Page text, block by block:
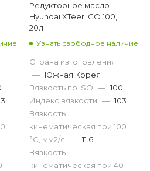
Редукторное масло
Hyundai XTeer IGO 100,
20л
Узнать свободное наличие
Страна изготовления
— Южная Корея
Вязкость по ISO — 100
Индекс вязкости — 103
Вязкость
кинематическая при 100
°С, мм2/с — 11.6
Вязкость
кинематическая при 40